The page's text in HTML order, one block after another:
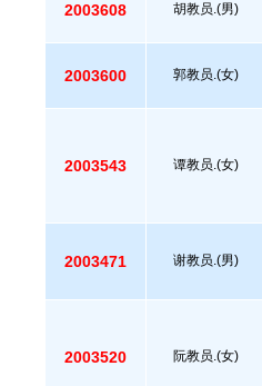
2003608 胡教员.(男)
2003600 郭教员.(女)
2003543 谭教员.(女)
2003471 谢教员.(男)
2003520 阮教员.(女)